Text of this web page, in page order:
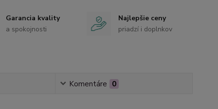
Garancia kvality
a spokojnosti
Najlepšie ceny
priadzí i doplnkov
Komentáre 0